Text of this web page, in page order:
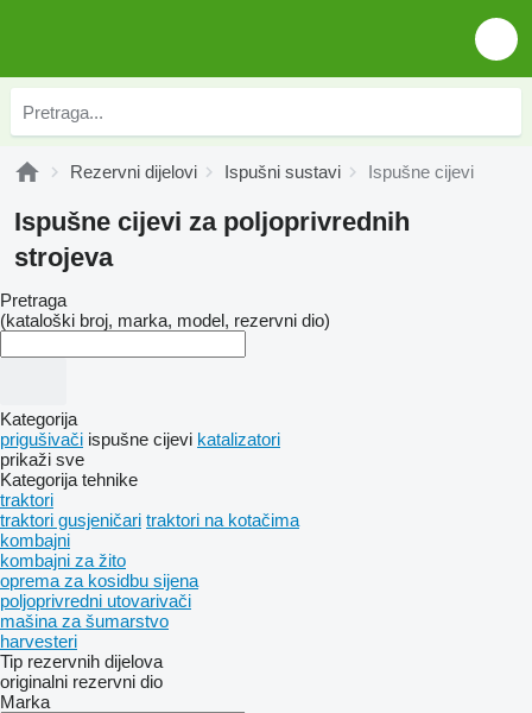
Rezervni dijelovi Ispušni sustavi Ispušne cijevi
Ispušne cijevi za poljoprivrednih
strojeva
Pretraga
(kataloški broj, marka, model, rezervni dio)
Kategorija
prigušivači ispušne cijevi katalizatori
prikaži sve
Kategorija tehnike
traktori
traktori gusjeničari traktori na kotačima
kombajni
kombajni za žito
oprema za kosidbu sijena
poljoprivredni utovarivači
mašina za šumarstvo
harvesteri
Tip rezervnih dijelova
originalni rezervni dio
Marka